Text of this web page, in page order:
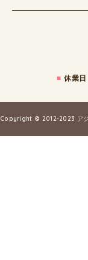
■ 休業日
Copyright © 2012-2023 ア